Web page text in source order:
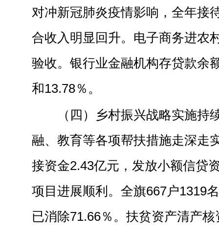
对冲新冠肺炎疫情影响，全年接
合收入明显回升。电子商务进农
验收。银行业金融机构存贷款余
和13.78％。
（四）乡村振兴战略实施持
融、教育等各项帮扶措施走深走
接资金2.43亿元，发放小额信贷
项目进展顺利。全旗667户1319
已消除71.66％。扶贫资产清产